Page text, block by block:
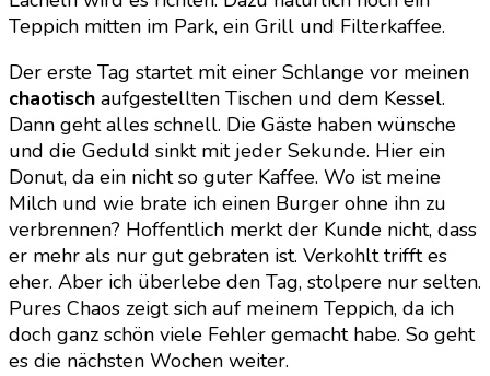
im
Chaos-
Café
Teppich mitten im Park, ein Grill und Filterkaffee.
Der erste Tag startet mit einer Schlange vor meinen
chaotisch aufgestellten Tischen und dem Kessel.
Dann geht alles schnell. Die Gäste haben wünsche
und die Geduld sinkt mit jeder Sekunde. Hier ein
Donut, da ein nicht so guter Kaffee. Wo ist meine
Milch und wie brate ich einen Burger ohne ihn zu
verbrennen? Hoffentlich merkt der Kunde nicht, dass
er mehr als nur gut gebraten ist. Verkohlt trifft es
eher. Aber ich überlebe den Tag, stolpere nur selten.
Pures Chaos zeigt sich auf meinem Teppich, da ich
doch ganz schön viele Fehler gemacht habe. So geht
es die nächsten Wochen weiter.